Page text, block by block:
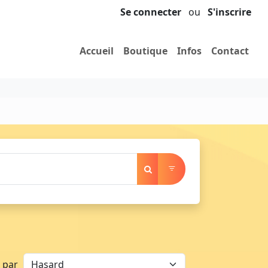
Se connecter ou S'inscrire
Accueil Boutique Infos Contact
par